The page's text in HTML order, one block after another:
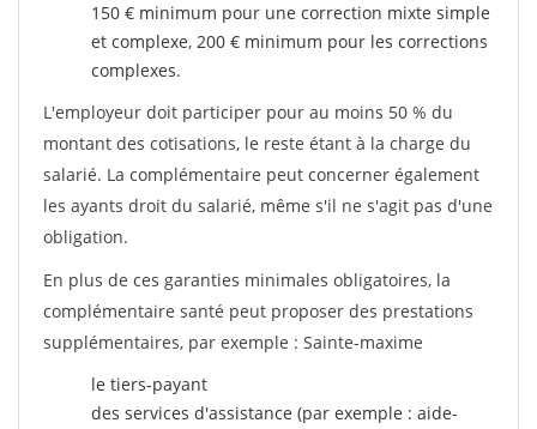
150 € minimum pour une correction mixte simple
et complexe, 200 € minimum pour les corrections
complexes.
L'employeur doit participer pour au moins 50 % du
montant des cotisations, le reste étant à la charge du
salarié. La complémentaire peut concerner également
les ayants droit du salarié, même s'il ne s'agit pas d'une
obligation.
En plus de ces garanties minimales obligatoires, la
complémentaire santé peut proposer des prestations
supplémentaires, par exemple : Sainte-maxime
le tiers-payant
des services d'assistance (par exemple : aide-